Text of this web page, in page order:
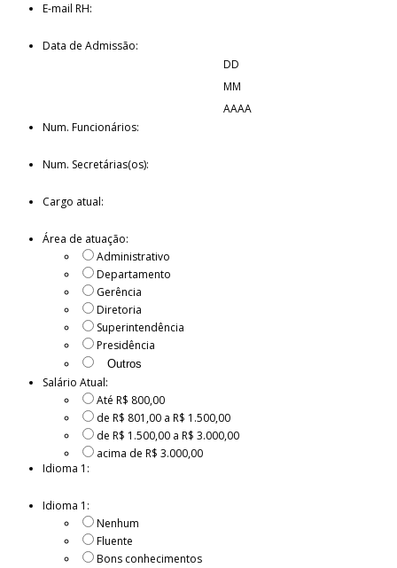
E-mail RH:
Data de Admissão:
DD
MM
AAAA
Num. Funcionários:
Num. Secretárias(os):
Cargo atual:
Área de atuação:
Administrativo
Departamento
Gerência
Diretoria
Superintendência
Presidência
Salário Atual:
Até R$ 800,00
de R$ 801,00 a R$ 1.500,00
de R$ 1.500,00 a R$ 3.000,00
acima de R$ 3.000,00
Idioma 1:
Idioma 1:
Nenhum
Fluente
Bons conhecimentos